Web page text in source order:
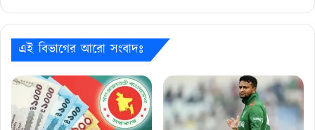
এই বিভাগের আরো সংবাদঃ